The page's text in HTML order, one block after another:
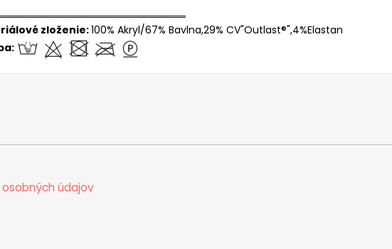
zloženie:100% Akryl/67% Bavlna,29% CV"Outlast®",4%Elastan
údajov